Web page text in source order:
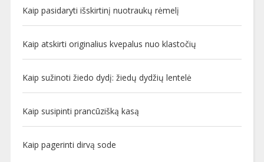
Kaip pasidaryti išskirtinį nuotraukų rėmelį
Kaip atskirti originalius kvepalus nuo klastočių
Kaip sužinoti žiedo dydį: žiedų dydžių lentelė
Kaip susipinti prancūzišką kasą
Kaip pagerinti dirvą sode